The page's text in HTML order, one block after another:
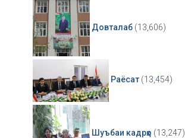
Довталаб (13,606)
Раёсат (13,454)
Шуъбаи кадрҳо (13,247)